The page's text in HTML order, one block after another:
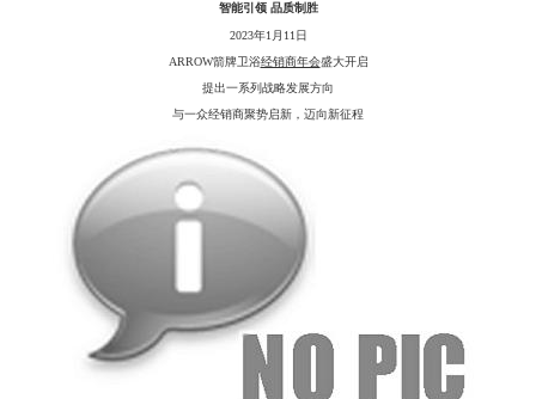
智能引领 品质制胜
2023年1月11日
ARROW箭牌卫浴经销商年会盛大开启
提出一系列战略发展方向
与一众经销商聚势启新，迈向新征程